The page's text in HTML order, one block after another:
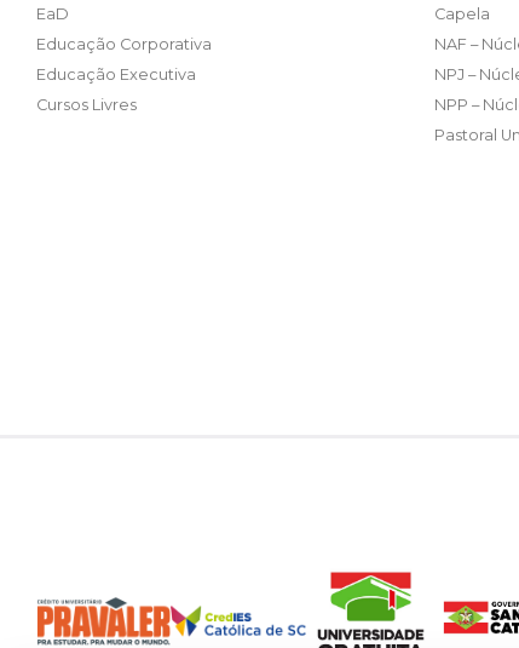
EaD
Educação Corporativa
Educação Executiva
Cursos Livres
Capela
NAF –
NPJ –
NPP –
Pastoral